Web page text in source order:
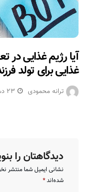
آیا رژیم غذایی در
غذایی برای تولد
ترانه محمودی 23 دسامبر 2021
دیدگاهتان را
نشانی ایمیل شما منتشر
شده‌اند*